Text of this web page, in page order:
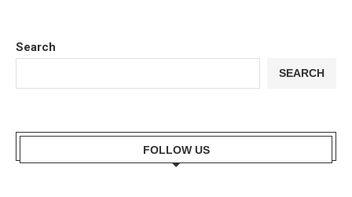
Search
SEARCH
FOLLOW US